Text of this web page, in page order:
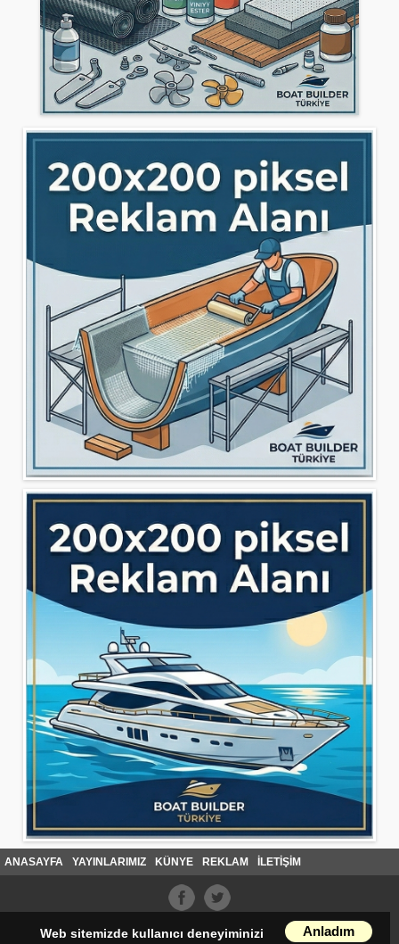
Anladım
Web sitemizde kullanıcı deneyiminizi
ANASAYFA YAYINLARIMIZ KÜNYE REKLAM İLETİŞİM